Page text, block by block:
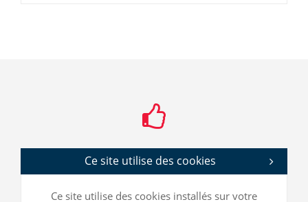
Ce site utilise des cookies
Ce site utilise des cookies installés sur votre